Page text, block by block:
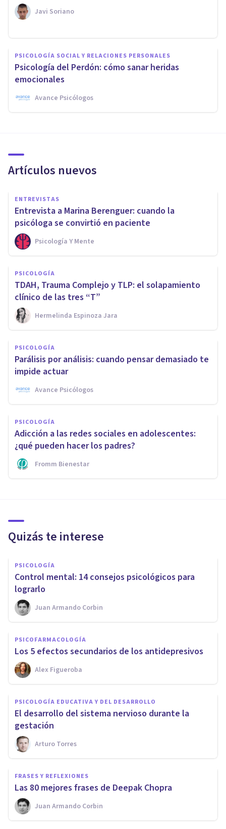
Javi Soriano
PSICOLOGÍA SOCIAL Y RELACIONES PERSONALES
Psicología del Perdón: cómo sanar heridas
emocionales
Avance Psicólogos
Artículos nuevos
ENTREVISTAS
Entrevista a Marina Berenguer: cuando la
psicóloga se convirtió en paciente
Psicología Y Mente
PSICOLOGÍA
TDAH, Trauma Complejo y TLP: el solapamiento
clínico de las tres “T”
Hermelinda Espinoza Jara
PSICOLOGÍA
Parálisis por análisis: cuando pensar demasiado te
impide actuar
Avance Psicólogos
PSICOLOGÍA
Adicción a las redes sociales en adolescentes:
¿qué pueden hacer los padres?
Fromm Bienestar
Quizás te interese
PSICOLOGÍA
​Control mental: 14 consejos psicológicos para
lograrlo
Juan Armando Corbin
PSICOFARMACOLOGÍA
Los 5 efectos secundarios de los antidepresivos
Alex Figueroba
PSICOLOGÍA EDUCATIVA Y DEL DESARROLLO
El desarrollo del sistema nervioso durante la
gestación
Arturo Torres
FRASES Y REFLEXIONES
Las 80 mejores frases de Deepak Chopra
Juan Armando Corbin